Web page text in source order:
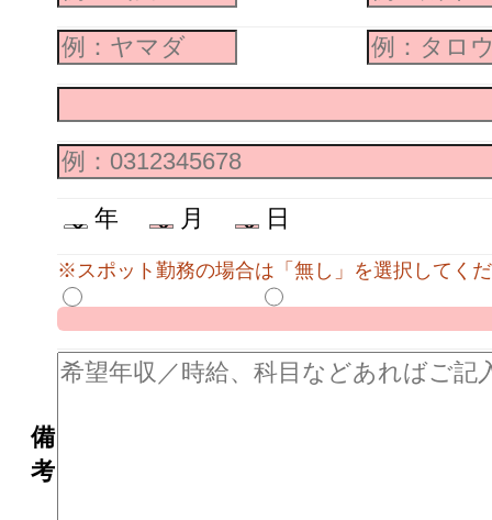
年 月 日
※スポット勤務の場合は「無し」を選択してく
備
考